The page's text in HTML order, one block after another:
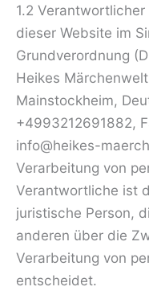
1.2
dieser Website im
Grundverordnung
Heikes
Mainstockheim,
+4993212691882,
info@heikes-
Verarbeitung von
Verantwortliche ist
juristische Person,
anderen über die
Verarbeitung von
entscheidet.